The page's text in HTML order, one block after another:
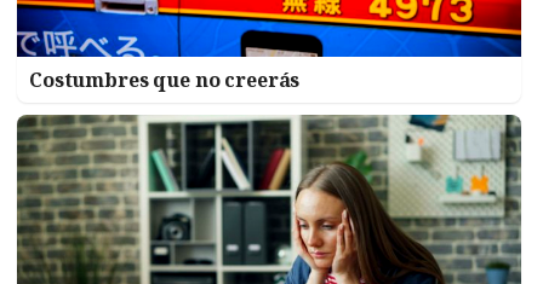
Costumbres que no creerás